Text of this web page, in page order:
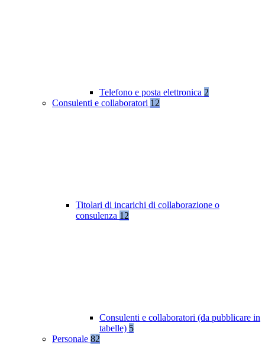
Telefono e posta elettronica 2
Consulenti e collaboratori 12
Titolari di incarichi di collaborazione o
consulenza 12
Consulenti e collaboratori (da pubblicare in
tabelle) 5
Personale 82